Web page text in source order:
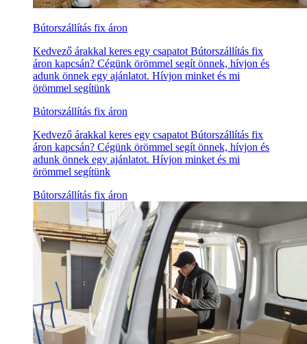
Bútorszállítás fix áron
Kedvező árakkal keres egy csapatot Bútorszállítás fix
áron kapcsán? Cégünk örömmel segít önnek, hívjon és
adunk önnek egy ajánlatot. Hívjon minket és mi
örömmel segítünk
Bútorszállítás fix áron
Kedvező árakkal keres egy csapatot Bútorszállítás fix
áron kapcsán? Cégünk örömmel segít önnek, hívjon és
adunk önnek egy ajánlatot. Hívjon minket és mi
örömmel segítünk
Bútorszállítás fix áron